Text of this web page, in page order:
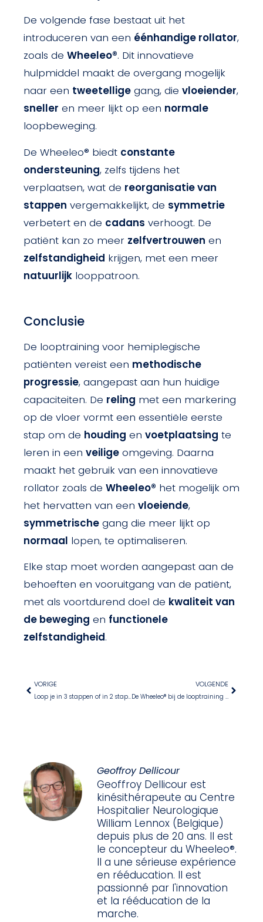
De volgende fase bestaat uit het
introduceren van een éénhandige rollator,
zoals de Wheeleo®. Dit innovatieve
hulpmiddel maakt de overgang mogelijk
naar een tweetellige gang, die vloeiender,
sneller en meer lijkt op een normale
loopbeweging.
De Wheeleo® biedt constante
ondersteuning, zelfs tijdens het
verplaatsen, wat de reorganisatie van
stappen vergemakkelijkt, de symmetrie
verbetert en de cadans verhoogt. De
patiënt kan zo meer zelfvertrouwen en
zelfstandigheid krijgen, met een meer
natuurlijk looppatroon.
Conclusie
De looptraining voor hemiplegische
patiënten vereist een methodische
progressie, aangepast aan hun huidige
capaciteiten. De reling met een markering
op de vloer vormt een essentiële eerste
stap om de houding en voetplaatsing te
leren in een veilige omgeving. Daarna
maakt het gebruik van een innovatieve
rollator zoals de Wheeleo® het mogelijk om
het hervatten van een vloeiende,
symmetrische gang die meer lijkt op
normaal lopen, te optimaliseren.
Elke stap moet worden aangepast aan de
behoeften en vooruitgang van de patiënt,
met als voortdurend doel de kwaliteit van
de beweging en functionele
zelfstandigheid.
VORIGE
Loop je in 3 stappen of in 2 stappen?
VOLGENDE
De Wheeleo® bij de looptraining van het Guillain-Barré syndroom
Geoffroy Dellicour
Geoffroy Dellicour est
kinésithérapeute au Centre
Hospitalier Neurologique
William Lennox (Belgique)
depuis plus de 20 ans. Il est
le concepteur du Wheeleo®.
Il a une sérieuse expérience
en rééducation. Il est
passionné par l'innovation
et la rééducation de la
marche.